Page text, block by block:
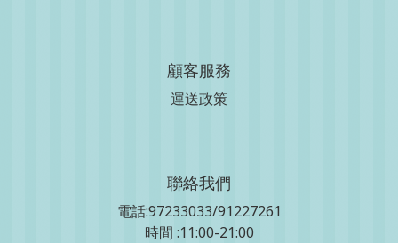
顧客服務
運送政策
聯絡我們
電話:97233033/91227261
時間 :11:00-21:00